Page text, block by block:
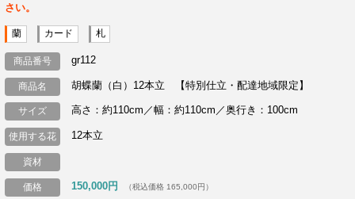
さい。
蘭 カード 札
商品番号 gr112
商品名 胡蝶蘭（白）12本立 【特別仕立・配達地域限定】
サイズ 高さ：約110cm／幅：約110cm／奥行き：100cm
使用する花 12本立
資材
価格 150,000円 （税込価格 165,000円）